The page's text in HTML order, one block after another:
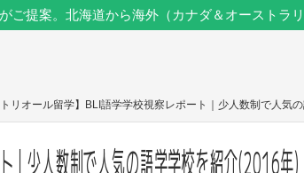
提案。北海道から海外（カナダ＆オーストラリ
リオール留学】BLI語学学校視察レポート｜少人数制で人気
｜少人数制で人気の語学学校を紹介(2016年)